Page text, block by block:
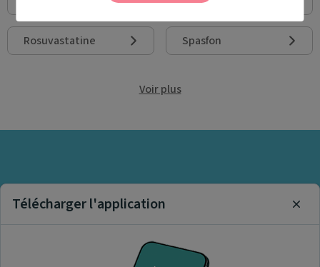
Rosuvastatine Spasfon
Voir plus
Télécharger l'application